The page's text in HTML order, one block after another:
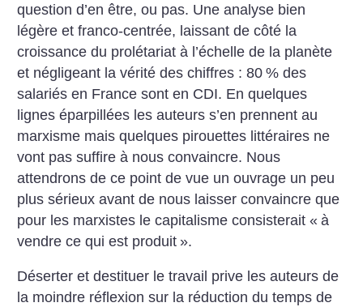
question d’en être, ou pas. Une analyse bien
légère et franco-centrée, laissant de côté la
croissance du prolétariat à l’échelle de la planète
et négligeant la vérité des chiffres : 80 % des
salariés en France sont en CDI. En quelques
lignes éparpillées les auteurs s’en prennent au
marxisme mais quelques pirouettes littéraires ne
vont pas suffire à nous convaincre. Nous
attendrons de ce point de vue un ouvrage un peu
plus sérieux avant de nous laisser convaincre que
pour les marxistes le capitalisme consisterait « à
vendre ce qui est produit ».
Déserter et destituer le travail prive les auteurs de
la moindre réflexion sur la réduction du temps de